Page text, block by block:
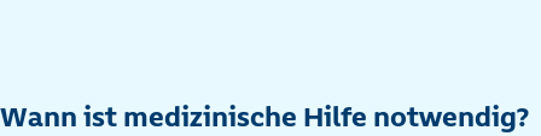
Wann ist medizinische Hilfe notwendig?